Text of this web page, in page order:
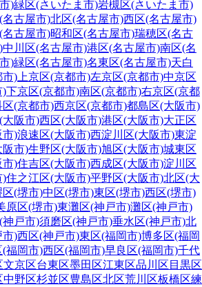
)緑区(さいたま市)岩槻区(さいたま市)
名古屋市)北区(名古屋市)西区(名古屋市)
名古屋市)昭和区(名古屋市)瑞穂区(名古
中川区(名古屋市)港区(名古屋市)南区(名
)緑区(名古屋市)名東区(名古屋市)天白
市) 上京区(京都市)左京区(京都市)中京区
)下京区(京都市)南区(京都市)右京区(京都
区(京都市)西京区(京都市)都島区(大阪市)
大阪市)西区(大阪市)港区(大阪市)大正区
市)浪速区(大阪市)西淀川区(大阪市)東淀
阪市)生野区(大阪市)旭区(大阪市)城東区
市)住吉区(大阪市)西成区(大阪市)淀川区
)住之江区(大阪市)平野区(大阪市)北区(大
区(堺市)中区(堺市)東区(堺市)西区(堺市)
原区(堺市)東灘区(神戸市)灘区(神戸市)
神戸市)須磨区(神戸市)垂水区(神戸市)北
市)西区(神戸市)東区(福岡市)博多区(福岡
(福岡市)西区(福岡市)早良区(福岡市)千代
文京区台東区墨田区江東区品川区 目黒区
中野区杉並区豊島区北区荒川区板橋区練